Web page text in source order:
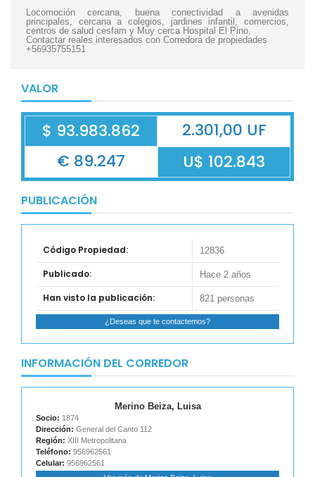
Locomoción cercana, buena conectividad a avenidas
principales, cercana a colegios, jardines infantil, comercios,
centros de salud cesfam y Muy cerca Hospital El Pino.
Contactar reales interesados con Corredora de propiedades
+56935755151
VALOR
$ 93.983.862
2.301,00 UF
€ 89.247
U$ 102.843
PUBLICACIÓN
Código Propiedad: 12836
Publicado: Hace 2 años
Han visto la publicación: 821 personas
¿Deseas que te contactemos?
INFORMACIÓN DEL CORREDOR
Merino Beiza, Luisa
Socio: 1874
Dirección: General del Canto 112
Región: XIII Metropolitana
Teléfono: 956962561
Celular: 956962561